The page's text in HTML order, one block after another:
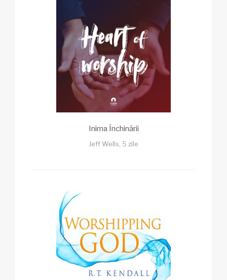
Inima Închinării
Jeff Wells, 5 zile